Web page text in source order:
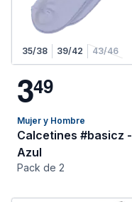
35/38 39/42 43/46
349
Mujer y Hombre
Calcetines #basicz -
Azul
Pack de 2